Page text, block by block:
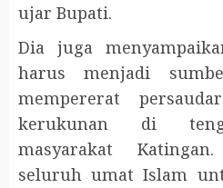
ujar Bupati.
Dia juga
harus menjadi
mempererat
kerukunan di
masyarakat
seluruh umat Islam